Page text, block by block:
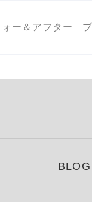
ォー＆アフター
BLOG